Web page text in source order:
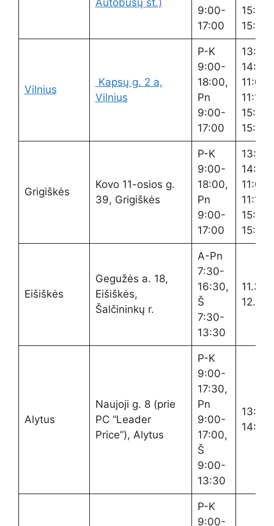
Autobusų st.)
9:00-
17:00
15:00-
15:15
Vilnius
Kapsų g. 2 a,
Vilnius
P-K
9:00-
18:00,
Pn
9:00-
17:00
13:00-
14:00,
11:00-
11:15,
15:00-
15:15
Grigiškės
Kovo 11-osios g.
39, Grigiškės
P-K
9:00-
18:00,
Pn
9:00-
17:00
13:00-
14:00,
11:00-
11:15,
15:00-
15:15
Eišiškės
Gegužės a. 18,
Eišiškės,
Šalčininkų r.
A-Pn
7:30-
16:30,
Š
7:30-
13:30
11.30-
12.00
Alytus
Naujoji g. 8 (prie
PC “Leader
Price”), Alytus
P-K
9:00-
17:30,
Pn
9:00-
17:00,
Š
9:00-
13:30
13:00-
14:00
P-K
9:00-